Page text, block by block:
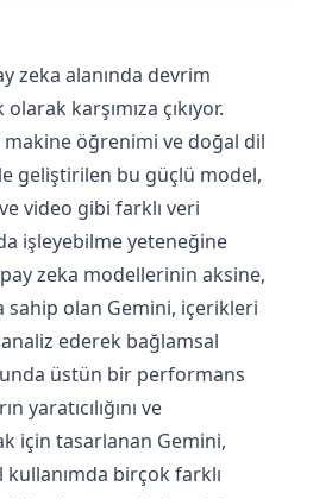
zeka alanında devrim
karşımıza çıkıyor.
makine öğrenimi ve doğal dil
geliştirilen bu güçlü model,
video gibi farklı veri
işleyebilme yeteneğine
zeka modellerinin aksine,
sahip olan Gemini, içerikleri
ederek bağlamsal
üstün bir performans
yaratıcılığını ve
için tasarlanan Gemini,
birçok farklı